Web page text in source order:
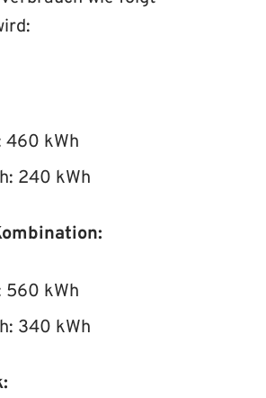
460 kWh
240 kWh
560 kWh
340 kWh